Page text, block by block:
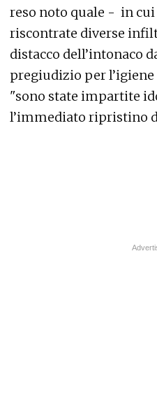
reso noto quale - in cui
riscontrate diverse
distacco dell’intonaco
pregiudizio per
"sono state impartite
l’immediato ripristino